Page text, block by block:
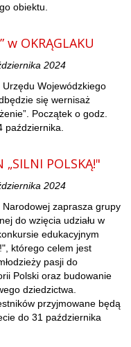
obiektu.
w OKRĄGLAKU
2024
Wojewódzkiego
się wernisaż
Początek o godz.
października.
POLSKĄ!"
2024
Narodowej zaprasza grupy
do wzięcia udziału w
edukacyjnym
którego celem jest
pasji do
Polski oraz budowanie
dziedzictwa.
przyjmowane będą
do 31 października